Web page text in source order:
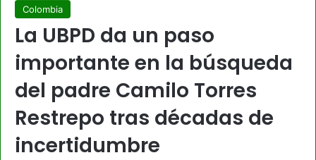
Colombia
La UBPD da un paso
importante en la búsqueda
del padre Camilo Torres
Restrepo tras décadas de
incertidumbre